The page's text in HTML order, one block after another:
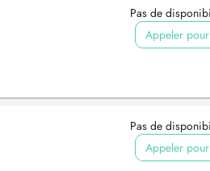
Pas de
Appeler
Pas de
Appeler